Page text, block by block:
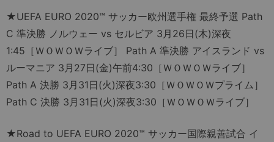
★UEFA EURO 2020™ サッカー欧州選手権 最終予選 Path
C 準決勝 ノルウェー vs セルビア 3月26日(木)深夜
1:45［ＷＯＷＯＷライブ］ Path A 準決勝 アイスランド vs
ルーマニア 3月27日(金)午前4:30［ＷＯＷＯＷライブ］
Path A 決勝 3月31日(火)深夜3:30［ＷＯＷＯＷプライム］
Path C 決勝 3月31日(火)深夜3:30［ＷＯＷＯＷライブ］
★Road to UEFA EURO 2020™ サッカー国際親善試合 イ